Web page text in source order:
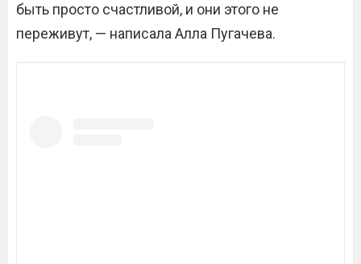
быть просто счастливой, и они этого не
переживут, — написала Алла Пугачева.